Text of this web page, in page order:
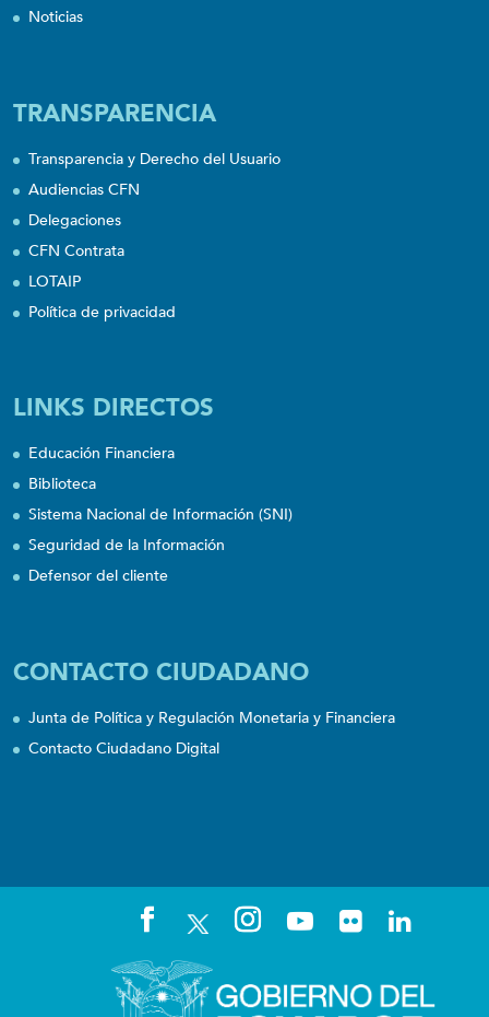
Noticias
TRANSPARENCIA
Transparencia y Derecho del Usuario
Audiencias CFN
Delegaciones
CFN Contrata
LOTAIP
Política de privacidad
LINKS DIRECTOS
Educación Financiera
Biblioteca
Sistema Nacional de Información (SNI)
Seguridad de la Información
Defensor del cliente
CONTACTO CIUDADANO
Junta de Política y Regulación Monetaria y Financiera
Contacto Ciudadano Digital